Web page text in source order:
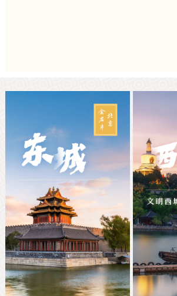
12345网上接诉即办 我要咨询
参与调查
走进北京
北京概况 十六区概览
绿色北京 图说北京
多语种
ENGLISH 한국어